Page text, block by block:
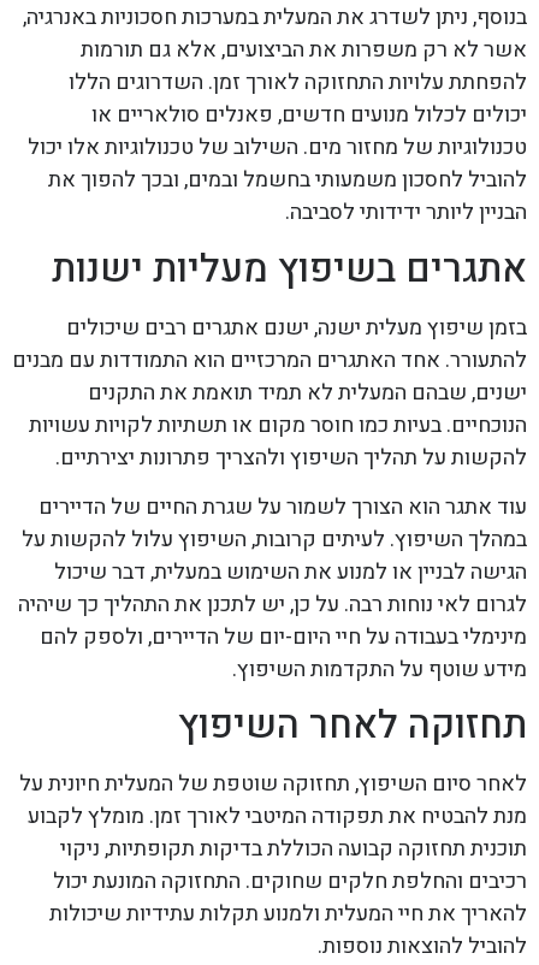
בנוסף, ניתן לשדרג את המעלית במערכות חסכוניות באנרגיה,
אשר לא רק משפרות את הביצועים, אלא גם תורמות
להפחתת עלויות התחזוקה לאורך זמן. השדרוגים הללו
יכולים לכלול מנועים חדשים, פאנלים סולאריים או
טכנולוגיות של מחזור מים. השילוב של טכנולוגיות אלו יכול
להוביל לחסכון משמעותי בחשמל ובמים, ובכך להפוך את
הבניין ליותר ידידותי לסביבה.
אתגרים בשיפוץ מעליות ישנות
בזמן שיפוץ מעלית ישנה, ישנם אתגרים רבים שיכולים
להתעורר. אחד האתגרים המרכזיים הוא התמודדות עם מבנים
ישנים, שבהם המעלית לא תמיד תואמת את התקנים
הנוכחיים. בעיות כמו חוסר מקום או תשתיות לקויות עשויות
להקשות על תהליך השיפוץ ולהצריך פתרונות יצירתיים.
עוד אתגר הוא הצורך לשמור על שגרת החיים של הדיירים
במהלך השיפוץ. לעיתים קרובות, השיפוץ עלול להקשות על
הגישה לבניין או למנוע את השימוש במעלית, דבר שיכול
לגרום לאי נוחות רבה. על כן, יש לתכנן את התהליך כך שיהיה
מינימלי בעבודה על חיי היום-יום של הדיירים, ולספק להם
מידע שוטף על התקדמות השיפוץ.
תחזוקה לאחר השיפוץ
לאחר סיום השיפוץ, תחזוקה שוטפת של המעלית חיונית על
מנת להבטיח את תפקודה המיטבי לאורך זמן. מומלץ לקבוע
תוכנית תחזוקה קבועה הכוללת בדיקות תקופתיות, ניקוי
רכיבים והחלפת חלקים שחוקים. התחזוקה המונעת יכול
להאריך את חיי המעלית ולמנוע תקלות עתידיות שיכולות
להוביל להוצאות נוספות.